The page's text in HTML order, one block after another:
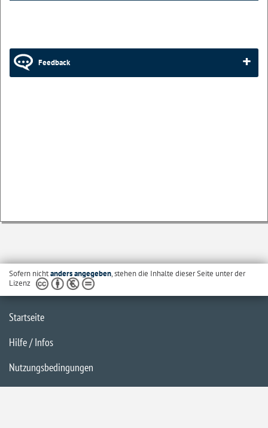
Feedback
Sofern nichtanders angegeben, stehen die Inhalte dieser Seite unter der
Lizenz
Startseite
Hilfe / Infos
Nutzungsbedingungen